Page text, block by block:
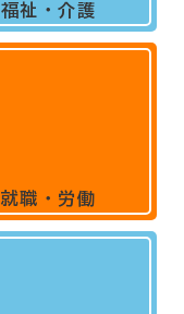
福祉・介護
就職・労働